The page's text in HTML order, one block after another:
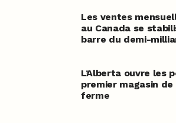
Les ventes
au Canada se
barre du demi-
L’Alberta ouvre les
premier magasin
ferme